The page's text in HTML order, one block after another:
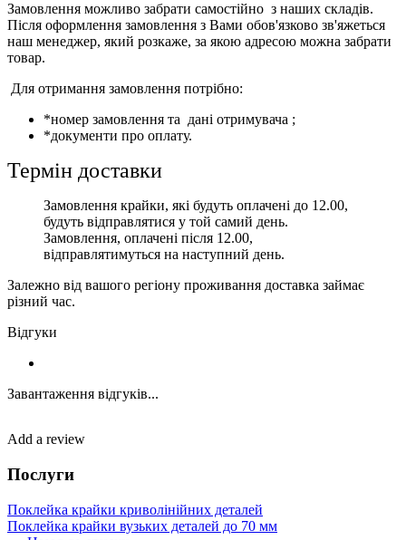
Замовлення можливо забрати самостійно з наших складів.
Після оформлення замовлення з Вами обов'язково зв'яжеться
наш менеджер, який розкаже, за якою адресою можна забрати
товар.
Для отримання замовлення потрібно:
*номер замовлення та дані отримувача ;
*документи про оплату.
Термін доставки
Замовлення крайки, які будуть оплачені до 12.00,
будуть відправлятися у той самий день.
Замовлення, оплачені після 12.00,
відправлятимуться на наступний день.
Залежно від вашого регіону проживання доставка займає
різний час.
Відгуки
Завантаження відгуків...
Add a review
Послуги
Поклейка крайки криволінійних деталей
Поклейка крайки вузьких деталей до 70 мм